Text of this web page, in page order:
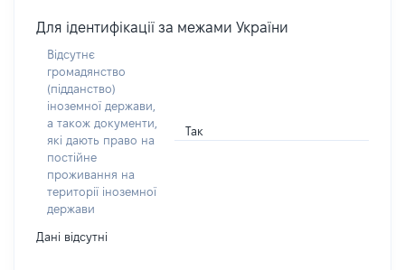
Для ідентифікації за межами України
Відсутнє
громадянство
(підданство)
іноземної держави,
а також документи,
які дають право на
постійне
проживання на
території іноземної
держави
Так
Дані відсутні